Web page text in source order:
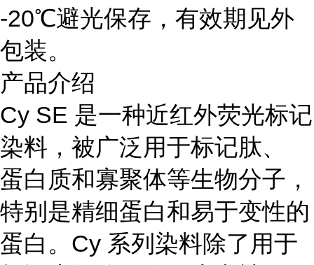
-20℃避光保存，有效期见外
包装。
产品介绍
Cy SE 是一种近红外荧光标记
染料，被广泛用于标记肽、
蛋白质和寡聚体等生物分子，
特别是精细蛋白和易于变性的
蛋白。Cy 系列染料除了用于